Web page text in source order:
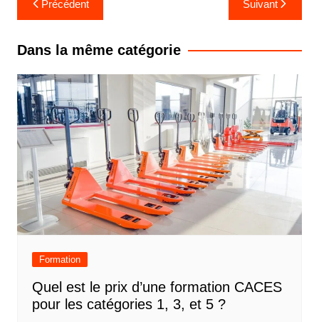
de
l’article
Précédent Suivant
Dans la même catégorie
Formation
Quel est le prix d’une formation CACES
pour les catégories 1, 3, et 5 ?